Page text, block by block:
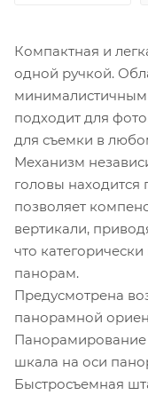
Компактная и
одной ручкой.
подходит для
для съемки в
Механизм
головы
позволяет
вертикали,
что
панорам.
Предусмотрена
панорамной
Панорамирование
шкала на оси
Быстросъемная